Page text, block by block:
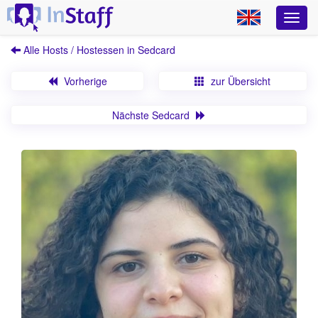
Alle Hosts / Hostessen in Sedcard
Vorherige zur Übersicht
Nächste Sedcard